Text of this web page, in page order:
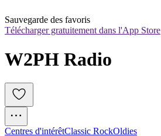
Sauvegarde des favoris
Télécharger gratuitement dans l'App Store
W2PH Radio
Centres d'intérêtClassic RockOldies